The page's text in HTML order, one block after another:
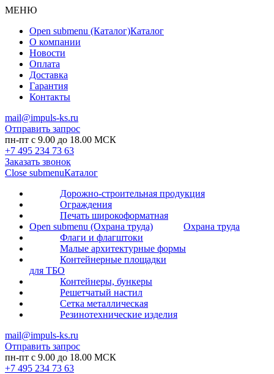
МЕНЮ
Open submenu (Каталог)Каталог
О компании
Новости
Оплата
Доставка
Гарантия
Контакты
mail@impuls-ks.ru
Отправить запрос
пн-пт с 9.00 до 18.00 МСК
+7 495 234 73 63
Заказать звонок
Close submenuКаталог
Дорожно-строительная продукция
Ограждения
Печать широкоформатная
Open submenu (Охрана труда)
Охрана труда
Флаги и флагштоки
Малые архитектурные формы
Контейнерные площадки
для ТБО
Контейнеры, бункеры
Решетчатый настил
Сетка металлическая
Резинотехнические изделия
mail@impuls-ks.ru
Отправить запрос
пн-пт с 9.00 до 18.00 МСК
+7 495 234 73 63